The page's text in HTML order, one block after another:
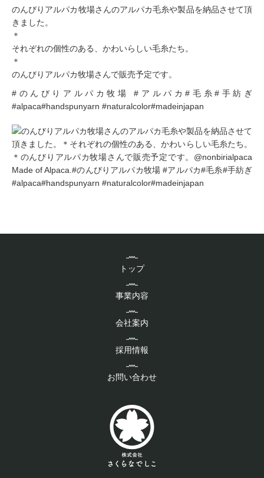
のんびりアルパカ牧場さんのアルパカ毛糸や製品を納品させて頂
きました。
＊
それぞれの個性のある、かわいらしい毛糸たち。
＊
のんびりアルパカ牧場さんで販売予定です。
#のんびりアルパカ牧場 #アルパカ#毛糸#手紡ぎ
#alpaca#handspunyarn #naturalcolor#madeinjapan
トップ
事業内容
会社案内
採用情報
お問い合わせ